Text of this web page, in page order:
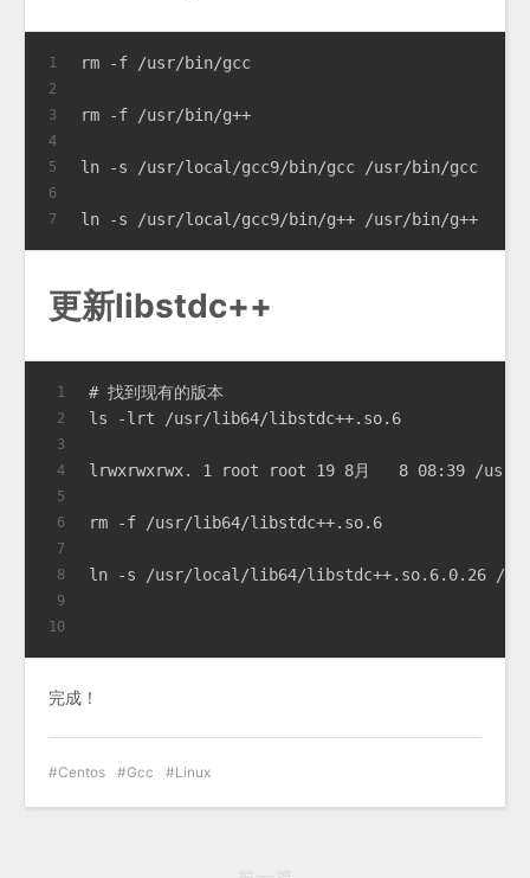
1
2
3
4
5
6
7
rm -f /usr/bin/gcc
rm -f /usr/bin/g++
ln -s /usr/local/gcc9/bin/gcc /usr/bin/gcc
ln -s /usr/local/gcc9/bin/g++ /usr/bin/g++
更新libstdc++
1
2
3
4
5
6
7
8
9
10
# 找到现有的版本
ls -lrt /usr/lib64/libstdc++.so.6
lrwxrwxrwx. 1 root root 19 8月   8 08:39 /
rm -f /usr/lib64/libstdc++.so.6
ln -s /usr/local/lib64/libstdc++.so.6.0.26 /
完成！
Centos Gcc Linux